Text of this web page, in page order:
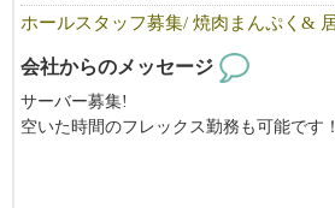
飲食業が初めての方でも大歓迎です。
しっかりとしたトレーニング制度がある
心してスタートできます。
ホールスタッフ募集/ 焼肉まんぷく&
会社からのメッセージ
サーバー募集!
空いた時間のフレックス勤務も可能です！